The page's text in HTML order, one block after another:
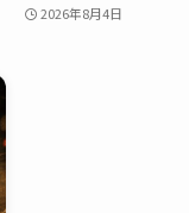
2026年8月4日